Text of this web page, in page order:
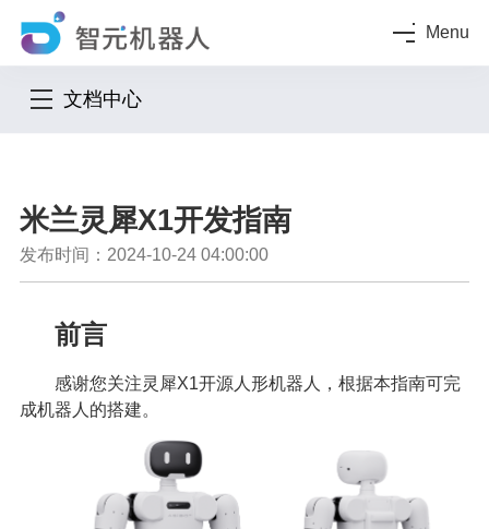
Menu
文档中心
米兰灵犀X1开发指南
发布时间：2024-10-24 04:00:00
前言
感谢您关注灵犀X1开源人形机器人，根据本指南可完
成机器人的搭建。